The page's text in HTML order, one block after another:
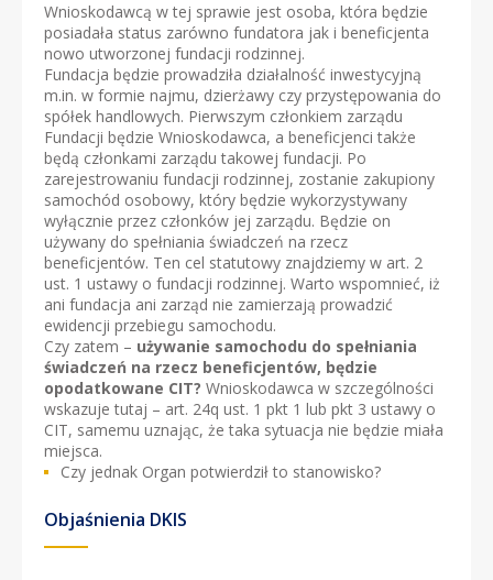
Wnioskodawcą w tej sprawie jest osoba, która będzie
posiadała status zarówno fundatora jak i beneficjenta
nowo utworzonej fundacji rodzinnej.
Fundacja będzie prowadziła działalność inwestycyjną
m.in. w formie najmu, dzierżawy czy przystępowania do
spółek handlowych. Pierwszym członkiem zarządu
Fundacji będzie Wnioskodawca, a beneficjenci także
będą członkami zarządu takowej fundacji. Po
zarejestrowaniu fundacji rodzinnej, zostanie zakupiony
samochód osobowy, który będzie wykorzystywany
wyłącznie przez członków jej zarządu. Będzie on
używany do spełniania świadczeń na rzecz
beneficjentów. Ten cel statutowy znajdziemy w art. 2
ust. 1 ustawy o fundacji rodzinnej. Warto wspomnieć, iż
ani fundacja ani zarząd nie zamierzają prowadzić
ewidencji przebiegu samochodu.
Czy zatem – używanie samochodu do spełniania
świadczeń na rzecz beneficjentów, będzie
opodatkowane CIT? Wnioskodawca w szczególności
wskazuje tutaj – art. 24q ust. 1 pkt 1 lub pkt 3 ustawy o
CIT, samemu uznając, że taka sytuacja nie będzie miała
miejsca.
Czy jednak Organ potwierdził to stanowisko?
Objaśnienia DKIS